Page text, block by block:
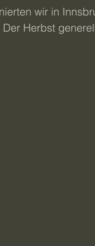
wir in
Herbst